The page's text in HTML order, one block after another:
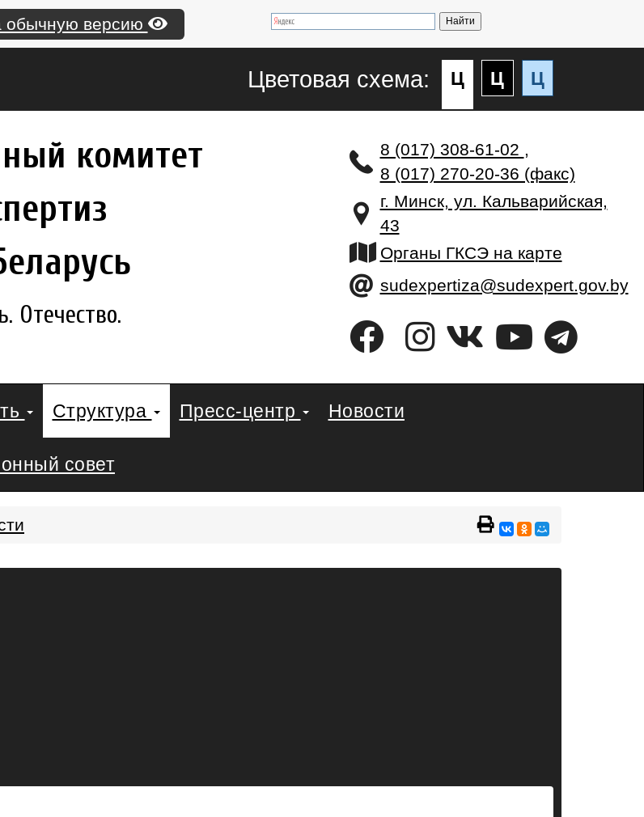
обычную версию
Цветовая схема: Ц Ц Ц
комитет
Отечество.
8 (017) 308-61-02 ,
8 (017) 270-20-36 (факс)
г. Минск, ул. Кальварийская,
43
Органы ГКСЭ на карте
sudexpertiza@sudexpert.gov.by
Структура Пресс-центр Новости
совет